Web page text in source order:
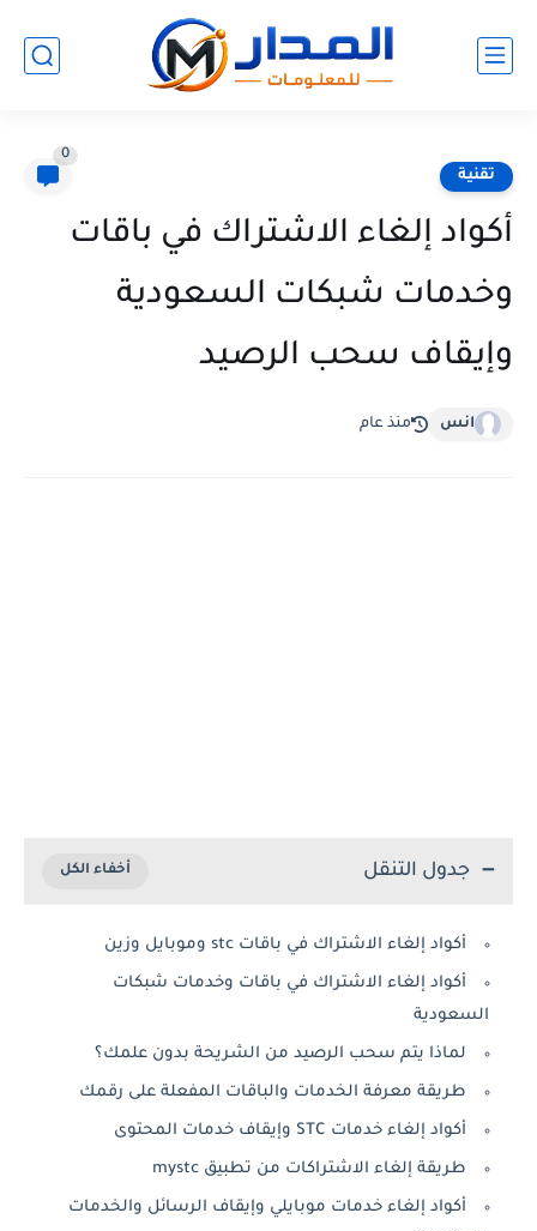
تقنية
0
أكواد إلغاء الاشتراك في باقات
وخدمات شبكات السعودية
وإيقاف سحب الرصيد
انس منذ عام
جدول التنقل
أكواد إلغاء الاشتراك في باقات stc وموبايل وزين
أكواد إلغاء الاشتراك في باقات وخدمات شبكات
السعودية
لماذا يتم سحب الرصيد من الشريحة بدون علمك؟
طريقة معرفة الخدمات والباقات المفعلة على رقمك
أكواد إلغاء خدمات STC وإيقاف خدمات المحتوى
طريقة إلغاء الاشتراكات من تطبيق mystc
أكواد إلغاء خدمات موبايلي وإيقاف الرسائل والخدمات